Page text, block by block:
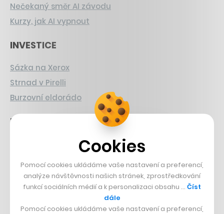
Nečekaný směr AI závodu
Kurzy, jak AI vypnout
INVESTICE
Sázka na Xerox
Strnad v Pirelli
Burzovní eldorádo
PŘÍBĚHY Z GASTRA
Boční projekt, co se zvrtnul
Dva golfisti, co pečou
Cookies
Pomocí cookies ukládáme vaše nastavení a preferencí,
analýze návštěvnosti našich stránek, zprostředkování
funkcí sociálních médií a k personalizaci obsahu … Číst
dále
Pomocí cookies ukládáme vaše nastavení a preferencí,